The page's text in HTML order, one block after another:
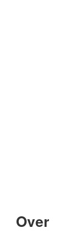
Over